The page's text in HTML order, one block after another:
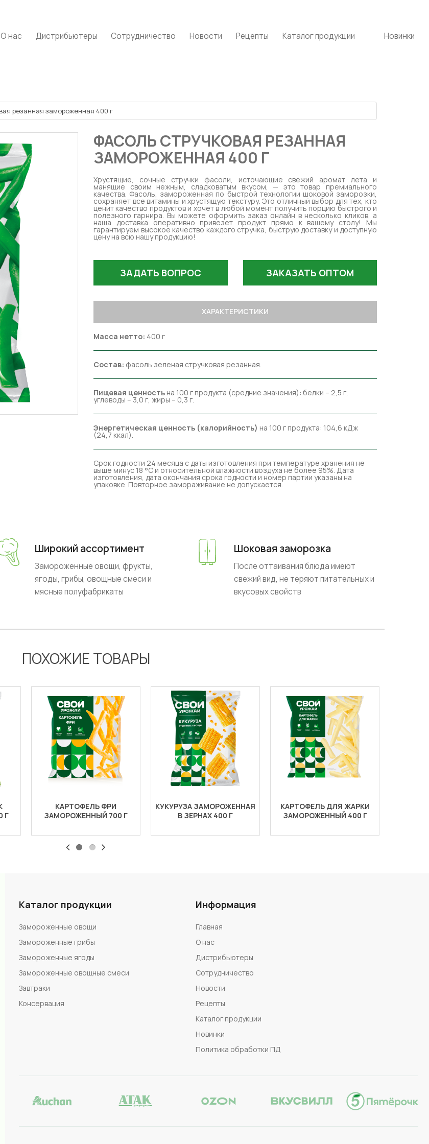
О нас Дистрибьютеры Сотрудничество Новости Рецепты Каталог продукции Новинки
резанная замороженная 400 г
ФАСОЛЬ СТРУЧКОВАЯ РЕЗАННАЯ
ЗАМОРОЖЕННАЯ 400 Г
Хрустящие, сочные стручки фасоли, источающие свежий аромат лета и
манящие своим нежным, сладковатым вкусом, — это товар премиального
качества. Фасоль, замороженная по быстрой технологии шоковой заморозки,
сохраняет все витамины и хрустящую текстуру. Это отличный выбор для тех, кто
ценит качество продуктов и хочет в любой момент получить порцию быстрого и
полезного гарнира. Вы можете оформить заказ онлайн в несколько кликов, а
наша доставка оперативно привезет продукт прямо к вашему столу! Мы
гарантируем высокое качество каждого стручка, быструю доставку и доступную
цену на всю нашу продукцию!
ЗАДАТЬ ВОПРОС ЗАКАЗАТЬ ОПТОМ
ХАРАКТЕРИСТИКИ
Масса нетто: 400 г
Состав: фасоль зеленая стручковая резанная.
Пищевая ценность на 100 г продукта (средние значения): белки – 2,5 г,
углеводы – 3,0 г, жиры – 0,3 г.
Энергетическая ценность (калорийность) на 100 г продукта: 104,6 кДж
(24,7 ккал).
Срок годности 24 месяца с даты изготовления при температуре хранения не
выше минус 18 °C и относительной влажности воздуха не более 95%. Дата
изготовления, дата окончания срока годности и номер партии указаны на
упаковке. Повторное замораживание не допускается.
Широкий ассортимент
Замороженные овощи, фрукты,
ягоды, грибы, овощные смеси и
мясные полуфабрикаты
Шоковая заморозка
После оттаивания блюда имеют
свежий вид, не теряют питательных и
вкусовых свойств
ПОХОЖИЕ ТОВАРЫ
Г
КАРТОФЕЛЬ ФРИ
ЗАМОРОЖЕННЫЙ 700 Г
КУКУРУЗА ЗАМОРОЖЕННАЯ
В ЗЕРНАХ 400 Г
КАРТОФЕЛЬ ДЛЯ ЖАРКИ
ЗАМОРОЖЕННЫЙ 400 Г
Каталог продукции
Замороженные овощи
Замороженные грибы
Замороженные ягоды
Замороженные овощные смеси
Завтраки
Консервация
Информация
Главная
О нас
Дистрибьютеры
Сотрудничество
Новости
Рецепты
Каталог продукции
Новинки
Политика обработки ПД